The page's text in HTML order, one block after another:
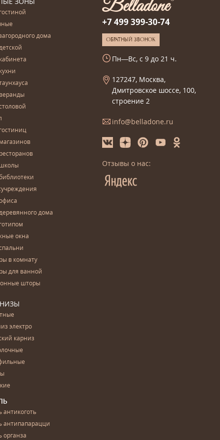
дома
дома
окна
в комнату
для ванной
шторы
электро
карниз
антикоготь
антипапарацци
органза
+7 499 399-30-74
ОБРАТНЫЙ ЗВОНОК
Пн—Вс, с 9 до 21 ч.
127247, Москва,
Дмитровское шоссе, 100,
строение 2
info@belladone.ru
Отзывы о нас: